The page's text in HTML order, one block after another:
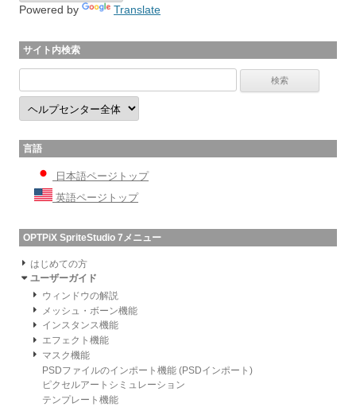
Powered by Translate
サイト内検索
言語
日本語ページトップ
英語ページトップ
OPTPiX SpriteStudio 7メニュー
はじめての方
ユーザーガイド
ウィンドウの解説
メッシュ・ボーン機能
インスタンス機能
エフェクト機能
マスク機能
PSDファイルのインポート機能 (PSDインポート)
ピクセルアートシミュレーション
テンプレート機能